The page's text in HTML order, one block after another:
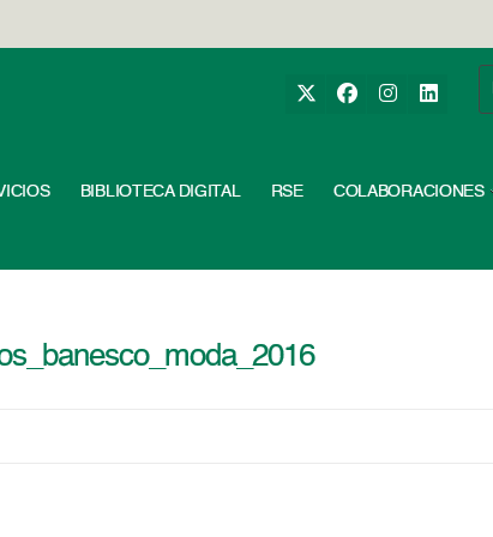
BIBLIOTECA DIGITAL RSE COLABORACIONES